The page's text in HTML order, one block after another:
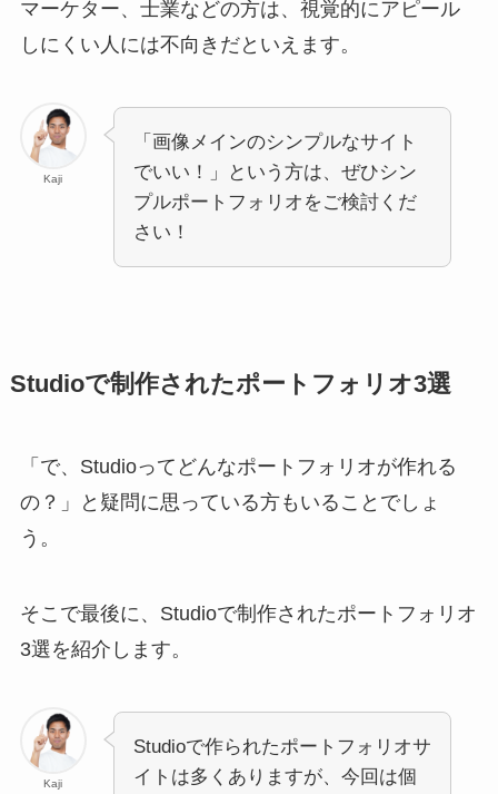
マーケター、士業などの方は、視覚的にアピール
しにくい人には不向きだといえます。
Kaji
「画像メインのシンプルなサイト
でいい！」という方は、ぜひシン
プルポートフォリオをご検討くだ
さい！
Studioで制作されたポートフォリオ3選
「で、Studioってどんなポートフォリオが作れる
の？」と疑問に思っている方もいることでしょ
う。
そこで最後に、Studioで制作されたポートフォリオ
3選を紹介します。
Kaji
Studioで作られたポートフォリオサ
イトは多くありますが、今回は個